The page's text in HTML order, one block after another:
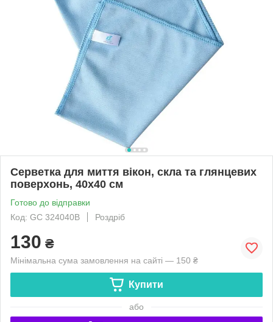
Серветка для миття вікон, скла та глянцевих
поверхонь, 40x40 см
Готово до відправки
Код: GC 324040B
Роздріб
130 ₴
Мінімальна сума замовлення на сайті — 150 ₴
Купити
або